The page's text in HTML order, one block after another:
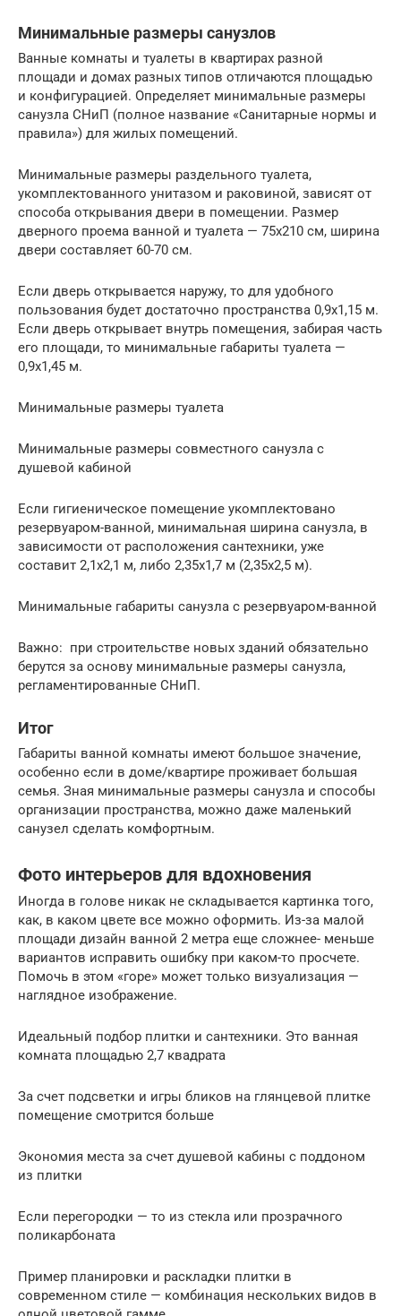
Минимальные размеры санузлов
Ванные комнаты и туалеты в квартирах разной
площади и домах разных типов отличаются площадью
и конфигурацией. Определяет минимальные размеры
санузла СНиП (полное название «Санитарные нормы и
правила») для жилых помещений.
Минимальные размеры раздельного туалета,
укомплектованного унитазом и раковиной, зависят от
способа открывания двери в помещении. Размер
дверного проема ванной и туалета — 75х210 см, ширина
двери составляет 60-70 см.
Если дверь открывается наружу, то для удобного
пользования будет достаточно пространства 0,9х1,15 м.
Если дверь открывает внутрь помещения, забирая часть
его площади, то минимальные габариты туалета —
0,9х1,45 м.
Минимальные размеры туалета
Минимальные размеры совместного санузла с
душевой кабиной
Если гигиеническое помещение укомплектовано
резервуаром-ванной, минимальная ширина санузла, в
зависимости от расположения сантехники, уже
составит 2,1х2,1 м, либо 2,35х1,7 м (2,35х2,5 м).
Минимальные габариты санузла с резервуаром-ванной
Важно: при строительстве новых зданий обязательно
берутся за основу минимальные размеры санузла,
регламентированные СНиП.
Итог
Габариты ванной комнаты имеют большое значение,
особенно если в доме/квартире проживает большая
семья. Зная минимальные размеры санузла и способы
организации пространства, можно даже маленький
санузел сделать комфортным.
Фото интерьеров для вдохновения
Иногда в голове никак не складывается картинка того,
как, в каком цвете все можно оформить. Из-за малой
площади дизайн ванной 2 метра еще сложнее- меньше
вариантов исправить ошибку при каком-то просчете.
Помочь в этом «горе» может только визуализация —
наглядное изображение.
Идеальный подбор плитки и сантехники. Это ванная
комната площадью 2,7 квадрата
За счет подсветки и игры бликов на глянцевой плитке
помещение смотрится больше
Экономия места за счет душевой кабины с поддоном
из плитки
Если перегородки — то из стекла или прозрачного
поликарбоната
Пример планировки и раскладки плитки в
современном стиле — комбинация нескольких видов в